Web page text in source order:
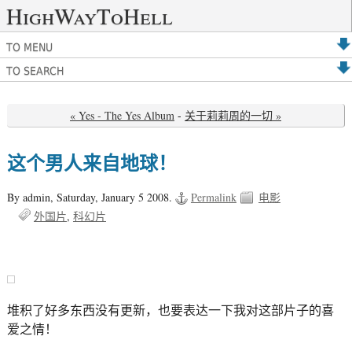
HighWayToHell
TO MENU
TO SEARCH
« Yes - The Yes Album - 关于莉莉周的一切 »
这个男人来自地球！
By admin, Saturday, January 5 2008. Permalink
电影
外国片 科幻片
堆积了好多东西没有更新，也要表达一下我对这部片子的喜
爱之情！